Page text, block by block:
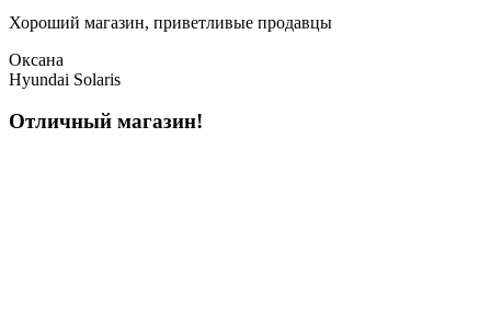
Хороший магазин, приветливые продавцы
Оксана
Hyundai Solaris
Отличный магазин!